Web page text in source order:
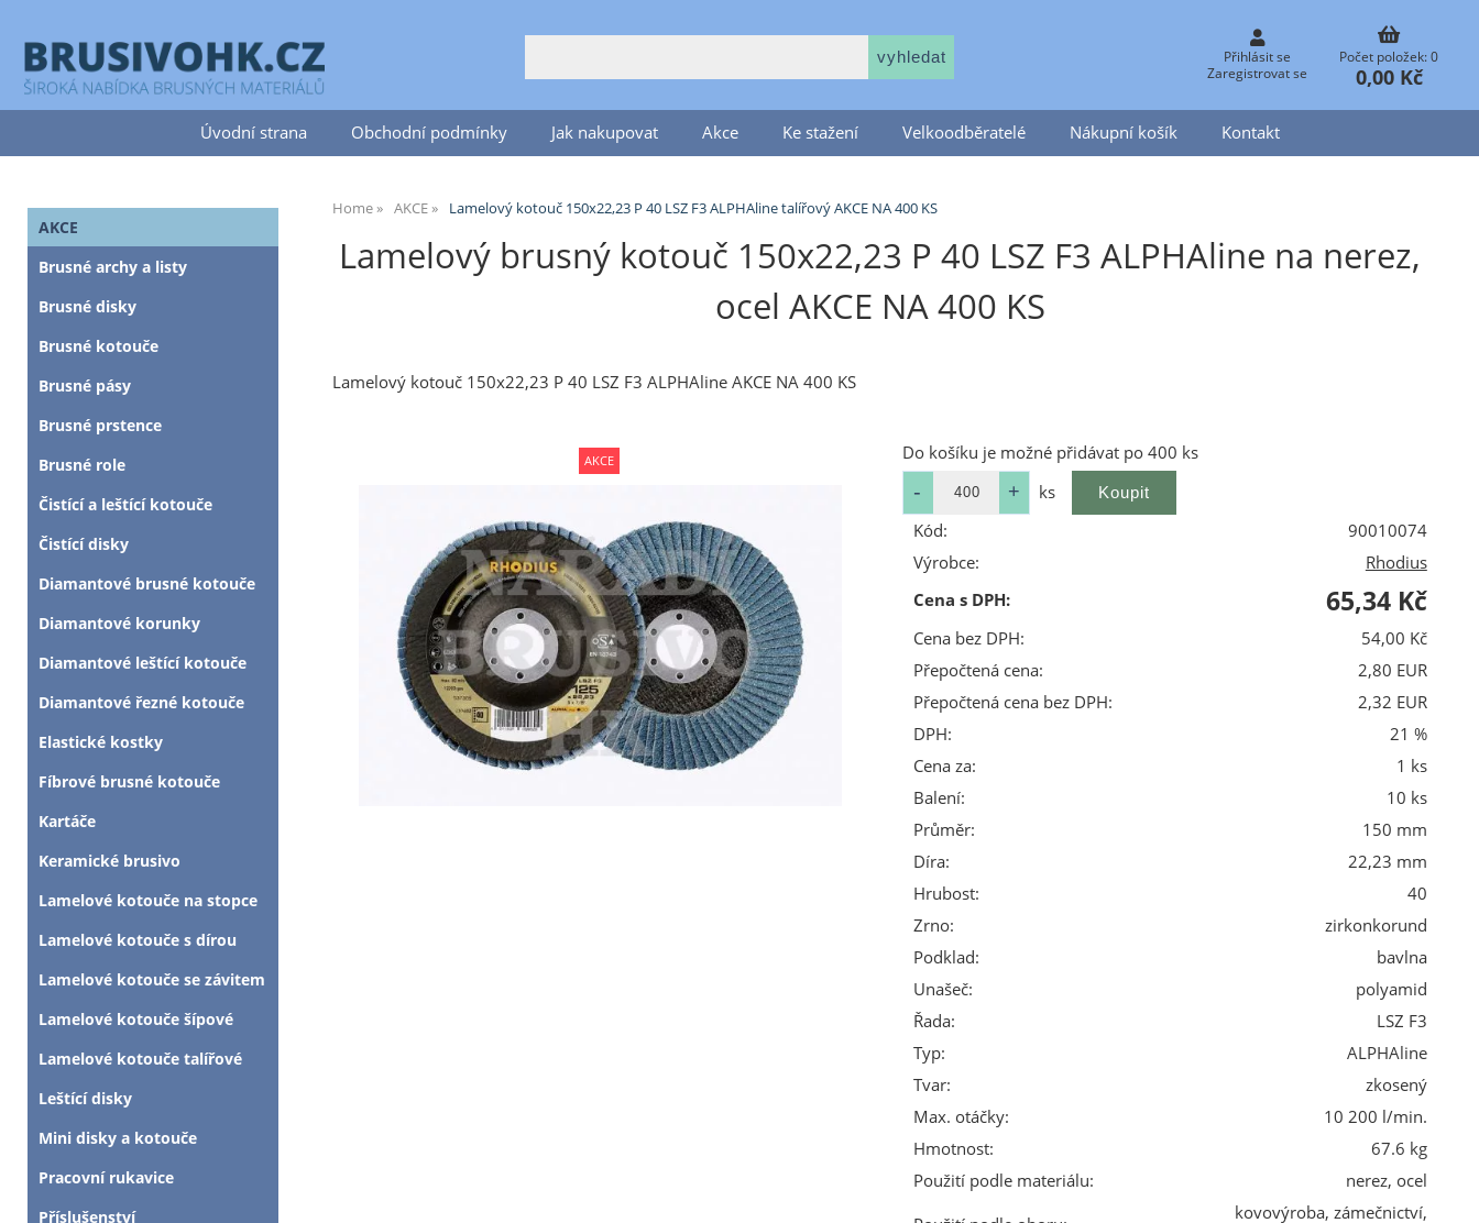
Přihlásit se
Zaregistrovat se
Počet položek: 0
0,00 Kč
Úvodní strana Obchodní podmínky Jak nakupovat Akce Ke stažení Velkoodběratelé Nákupní košík Kontakt
Home AKCE Lamelový kotouč 150x22,23 P 40 LSZ F3 ALPHAline talířový AKCE NA 400 KS
Lamelový brusný kotouč 150x22,23 P 40 LSZ F3 ALPHAline na nerez,
ocel AKCE NA 400 KS
Lamelový kotouč 150x22,23 P 40 LSZ F3 ALPHAline AKCE NA 400 KS
Do košíku je možné přidávat po 400 ks
ks
Kód:
90010074
Výrobce:
Rhodius
Cena s DPH:
65,34 Kč
Cena bez DPH:
54,00 Kč
Přepočtená cena:
2,80 EUR
Přepočtená cena bez DPH:
2,32 EUR
DPH:
21 %
Cena za:
1 ks
Balení:
10 ks
Průměr:
150 mm
Díra:
22,23 mm
Hrubost:
40
Zrno:
zirkonkorund
Podklad:
bavlna
Unašeč:
polyamid
Řada:
LSZ F3
Typ:
ALPHAline
Tvar:
zkosený
Max. otáčky:
10 200 l/min.
Hmotnost:
67.6 kg
Použití podle materiálu:
nerez, ocel
kovovýroba, zámečnictví,
AKCE
Brusné archy a listy
Brusné disky
Brusné kotouče
Brusné pásy
Brusné prstence
Brusné role
Čistící a leštící kotouče
Čistící disky
Diamantové brusné kotouče
Diamantové korunky
Diamantové leštící kotouče
Diamantové řezné kotouče
Elastické kostky
Fíbrové brusné kotouče
Kartáče
Keramické brusivo
Lamelové kotouče na stopce
Lamelové kotouče s dírou
Lamelové kotouče se závitem
Lamelové kotouče šípové
Lamelové kotouče talířové
Leštící disky
Mini disky a kotouče
Pracovní rukavice
Příslušenství